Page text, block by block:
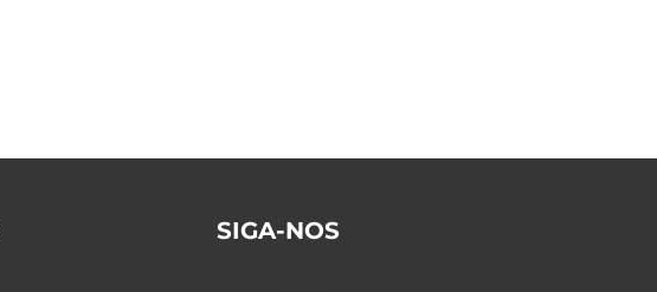
SIGA-NOS